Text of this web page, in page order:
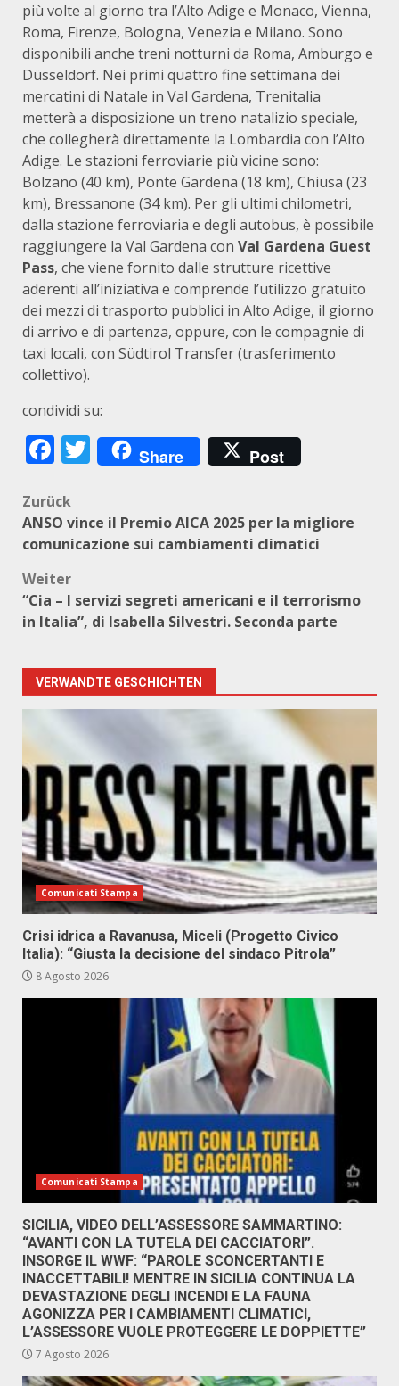
più volte al giorno tra l’Alto Adige e Monaco, Vienna,
Roma, Firenze, Bologna, Venezia e Milano. Sono
disponibili anche treni notturni da Roma, Amburgo e
Düsseldorf. Nei primi quattro fine settimana dei
mercatini di Natale in Val Gardena, Trenitalia
metterà a disposizione un treno natalizio speciale,
che collegherà direttamente la Lombardia con l’Alto
Adige. Le stazioni ferroviarie più vicine sono:
Bolzano (40 km), Ponte Gardena (18 km), Chiusa (23
km), Bressanone (34 km). Per gli ultimi chilometri,
dalla stazione ferroviaria e degli autobus, è possibile
raggiungere la Val Gardena con Val Gardena Guest
Pass, che viene fornito dalle strutture ricettive
aderenti all’iniziativa e comprende l’utilizzo gratuito
dei mezzi di trasporto pubblici in Alto Adige, il giorno
di arrivo e di partenza, oppure, con le compagnie di
taxi locali, con Südtirol Transfer (trasferimento
collettivo).
condividi su:
Facebook
Twitter
Share Post
Beitragsnavigation
Zurück
ANSO vince il Premio AICA 2025 per la migliore
comunicazione sui cambiamenti climatici
Weiter
“Cia – I servizi segreti americani e il terrorismo
in Italia”, di Isabella Silvestri. Seconda parte
VERWANDTE GESCHICHTEN
Comunicati Stampa
Crisi idrica a Ravanusa, Miceli (Progetto Civico
Italia): “Giusta la decisione del sindaco Pitrola”
8 Agosto 2026
Comunicati Stampa
SICILIA, VIDEO DELL’ASSESSORE SAMMARTINO:
“AVANTI CON LA TUTELA DEI CACCIATORI”.
INSORGE IL WWF: “PAROLE SCONCERTANTI E
INACCETTABILI! MENTRE IN SICILIA CONTINUA LA
DEVASTAZIONE DEGLI INCENDI E LA FAUNA
AGONIZZA PER I CAMBIAMENTI CLIMATICI,
L’ASSESSORE VUOLE PROTEGGERE LE DOPPIETTE”
7 Agosto 2026